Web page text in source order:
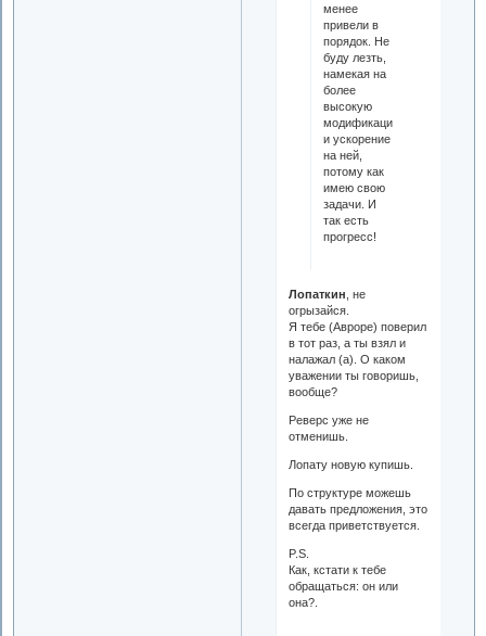
менее
привели в
порядок. Не
буду лезть,
намекая на
более
высокую
модификацию
и ускорение
на ней,
потому как
имею свою
задачи. И
так есть
прогресс!
Лопаткин , не
огрызайся.
Я тебе (Авроре) поверил
в тот раз, а ты взял и
налажал (а). О каком
уважении ты говоришь,
вообще?
Реверс уже не
отменишь.
Лопату новую купишь.
По структуре можешь
давать предложения, это
всегда приветствуется.
P.S.
Как, кстати к тебе
обращаться: он или
она?.